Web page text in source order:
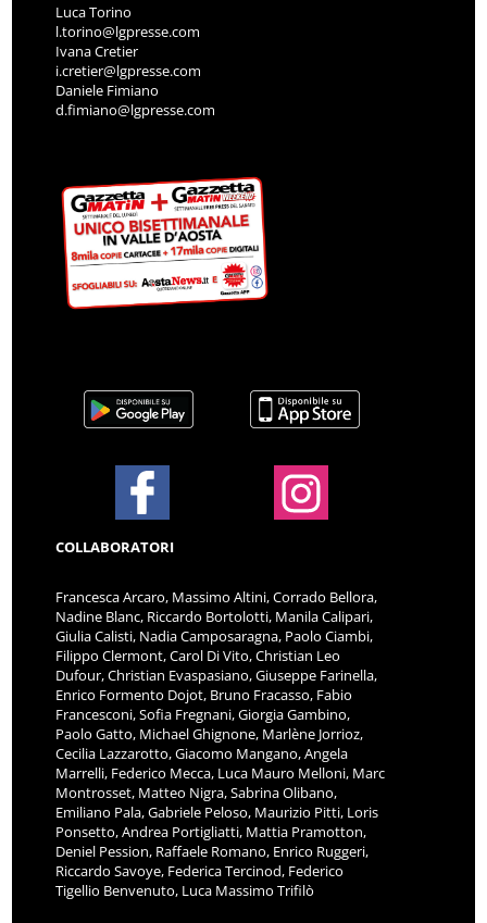
Luca Torino
l.torino@lgpresse.com
Ivana Cretier
i.cretier@lgpresse.com
Daniele Fimiano
d.fimiano@lgpresse.com
COLLABORATORI
Francesca Arcaro, Massimo Altini, Corrado Bellora,
Nadine Blanc, Riccardo Bortolotti, Manila Calipari,
Giulia Calisti, Nadia Camposaragna, Paolo Ciambi,
Filippo Clermont, Carol Di Vito, Christian Leo
Dufour, Christian Evaspasiano, Giuseppe Farinella,
Enrico Formento Dojot, Bruno Fracasso, Fabio
Francesconi, Sofia Fregnani, Giorgia Gambino,
Paolo Gatto, Michael Ghignone, Marlène Jorrioz,
Cecilia Lazzarotto, Giacomo Mangano, Angela
Marrelli, Federico Mecca, Luca Mauro Melloni, Marc
Montrosset, Matteo Nigra, Sabrina Olibano,
Emiliano Pala, Gabriele Peloso, Maurizio Pitti, Loris
Ponsetto, Andrea Portigliatti, Mattia Pramotton,
Deniel Pession, Raffaele Romano, Enrico Ruggeri,
Riccardo Savoye, Federica Tercinod, Federico
Tigellio Benvenuto, Luca Massimo Trifilò